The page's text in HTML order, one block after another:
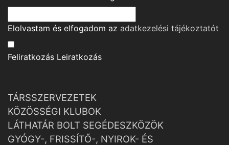
Elolvastam és elfogadom az adatkezelési tájékoztatót
Feliratkozás Leiratkozás
TÁRSSZERVEZETEK
KÖZÖSSÉGI KLUBOK
LÁTHATÁR BOLT SEGÉDESZKÖZÖK
GYÓGY-, FRISSÍTŐ-, NYIROK- ÉS